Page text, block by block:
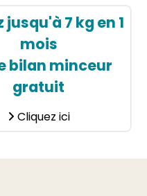
jusqu'à 7 kg en 1
mois
bilan minceur
gratuit
Cliquez ici